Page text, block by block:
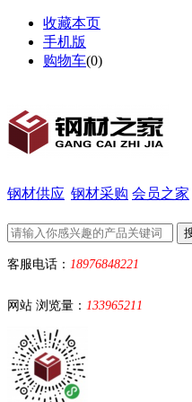
收藏本页
手机版
购物车(0)
钢材供应 钢材采购 会员之家
客服电话： 18976848221
网站 浏览量： 133965211